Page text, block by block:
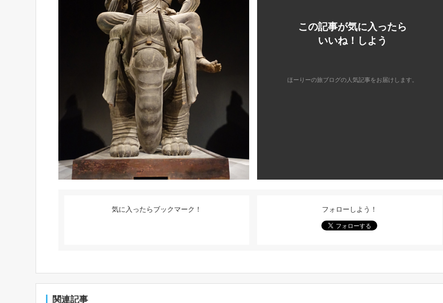
この記事が気に入ったら
いいね！しよう
ほーりーの旅ブログの人気記事をお届けします。
気に入ったらブックマーク！ フォローしよう！
関連記事